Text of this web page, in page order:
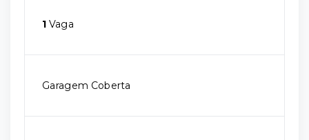
1 Vaga
Garagem Coberta